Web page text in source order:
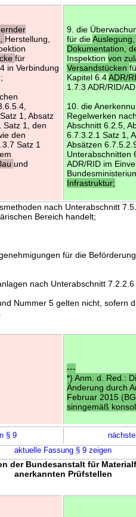
Herstellung,
für
in Verbindung
1, Absatz
Satz 1, den
den
Satz 1
und
9. die
für die
Dokumentation,
Inspektionvon
Versandstücken
Kapitel 6.4ADR/
1.7.3 ADR/RID/
10. die
Regelwerken
Abschnitt 6.2.5,
6.7.3.2.1 Satz 1,
Absätzen
Unterabschnitten
ADR/RID im
Infrastruktur;
nach Unterabschnitt
Bereich handelt;
für die
nach Unterabschnitt 7.2.2.6
Nummer 5 gelten nicht, sofern
---
*) Anm. d. Red.:
Änderung durch
Februar 2015
sinngemäß
§ 9
aktuelle Fassung § 9 zeigen
der Bundesanstalt für
anerkannten Prüfstellen